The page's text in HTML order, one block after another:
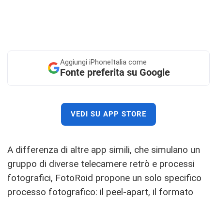
Aggiungi iPhoneItalia come
Fonte preferita su Google
VEDI SU APP STORE
A differenza di altre app simili, che simulano un
gruppo di diverse telecamere retrò e processi
fotografici, FotoRoid propone un solo specifico
processo fotografico: il peel-apart, il formato